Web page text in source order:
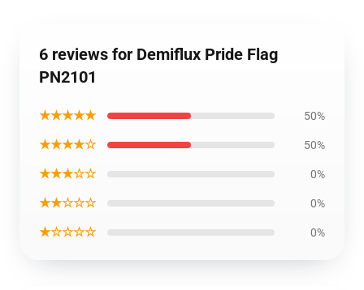
6 reviews for Demiflux Pride Flag
PN2101
★★★★★ 50%
★★★★☆ 50%
★★★☆☆ 0%
★★☆☆☆ 0%
★☆☆☆☆ 0%